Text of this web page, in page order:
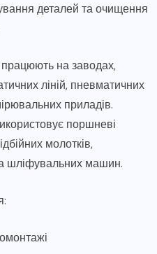
деталей та очищення
працюють на заводах,
ліній, пневматичних
приладів.
поршневі
молотків,
шліфувальних машин.